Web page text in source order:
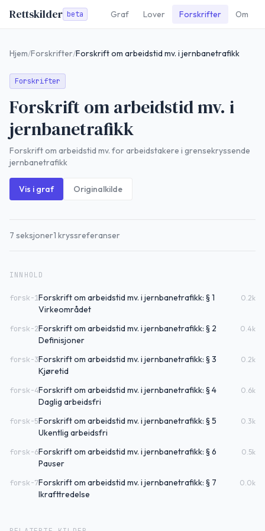
Rettskilder beta Graf Lover Forskrifter Om
Hjem/Forskrifter/Forskrift om arbeidstid mv. i jernbanetrafikk
Forskrifter
Forskrift om arbeidstid mv. i
jernbanetrafikk
Forskrift om arbeidstid mv. for arbeidstakere i grensekryssende
jernbanetrafikk
Vis i graf Originalkilde
7 seksjoner1 kryssreferanser
INNHOLD
forsk-1Forskrift om arbeidstid mv. i jernbanetrafikk: § 1
Virkeområdet
0.2k
forsk-2Forskrift om arbeidstid mv. i jernbanetrafikk: § 2
Definisjoner
0.4k
forsk-3Forskrift om arbeidstid mv. i jernbanetrafikk: § 3
Kjøretid
0.2k
forsk-4Forskrift om arbeidstid mv. i jernbanetrafikk: § 4
Daglig arbeidsfri
0.6k
forsk-5Forskrift om arbeidstid mv. i jernbanetrafikk: § 5
Ukentlig arbeidsfri
0.3k
forsk-6Forskrift om arbeidstid mv. i jernbanetrafikk: § 6
Pauser
0.5k
forsk-7Forskrift om arbeidstid mv. i jernbanetrafikk: § 7
Ikrafttredelse
0.0k